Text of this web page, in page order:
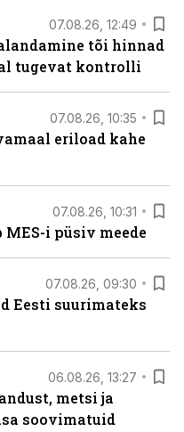
07.08.26, 12:49
tõi hinnad
tugevat kontrolli
07.08.26, 10:35
eriload kahe
07.08.26, 10:31
i püsiv meede
07.08.26, 09:30
Eesti suurimateks
06.08.26, 13:27
metsi ja
soovimatuid